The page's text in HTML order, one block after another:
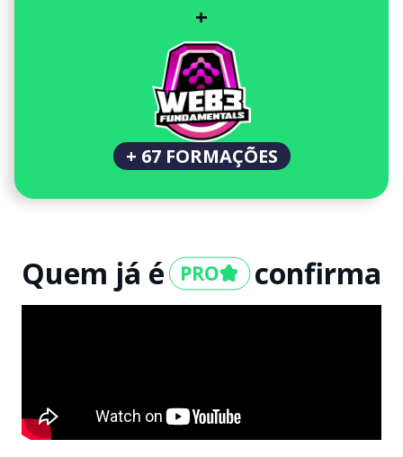
+
+ 67 FORMAÇÕES
Quem já é confirma